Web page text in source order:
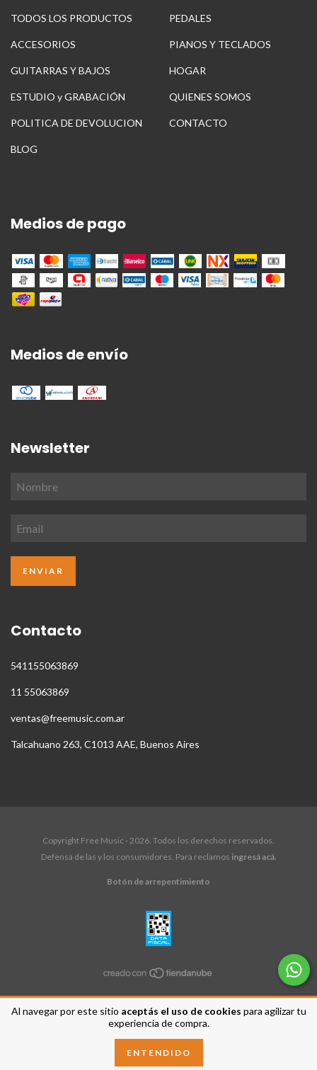
Al navegar por este sitio aceptás el uso de cookies para agilizar tu
experiencia de compra.
ENTENDIDO
TODOS LOS PRODUCTOS PEDALES
ACCESORIOS PIANOS Y TECLADOS
GUITARRAS Y BAJOS HOGAR
ESTUDIO y GRABACIÓN QUIENES SOMOS
POLITICA DE DEVOLUCION CONTACTO
BLOG
Medios de pago
Medios de envío
Newsletter
Contacto
541155063869
11 55063869
ventas@freemusic.com.ar
Talcahuano 263, C1013 AAE, Buenos Aires
Copyright Free Music - 2026. Todos los derechos reservados.
Defensa de las y los consumidores. Para reclamos ingresá acá.
Botón de arrepentimiento